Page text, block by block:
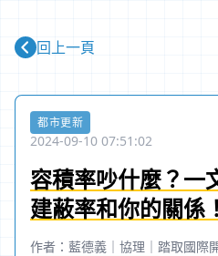
回上一頁
都市更新
2024-09-10 07:51:02
容積率吵什麼？一
建蔽率和你的關係！
作者：藍德義 ｜ 協理 ｜ 踏取國際